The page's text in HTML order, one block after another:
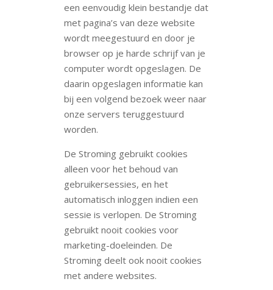
een eenvoudig klein bestandje dat
met pagina’s van deze website
wordt meegestuurd en door je
browser op je harde schrijf van je
computer wordt opgeslagen. De
daarin opgeslagen informatie kan
bij een volgend bezoek weer naar
onze servers teruggestuurd
worden.
De Stroming gebruikt cookies
alleen voor het behoud van
gebruikersessies, en het
automatisch inloggen indien een
sessie is verlopen. De Stroming
gebruikt nooit cookies voor
marketing-doeleinden. De
Stroming deelt ook nooit cookies
met andere websites.